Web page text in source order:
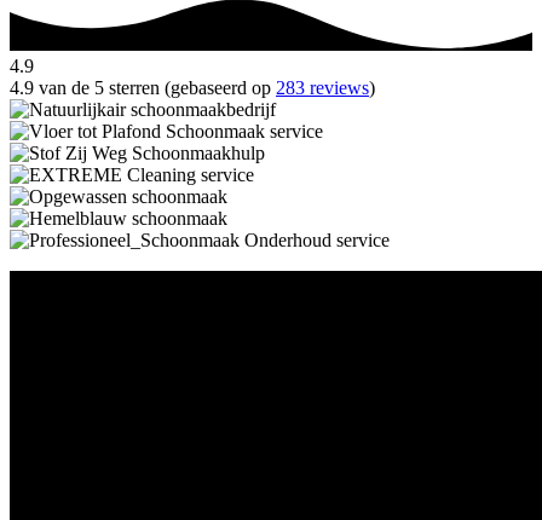
4.9
4.9 van de 5 sterren (gebaseerd op 283 reviews)